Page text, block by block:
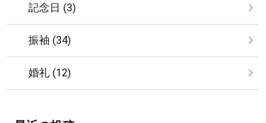
記念日 (3)
振袖 (34)
婚礼 (12)